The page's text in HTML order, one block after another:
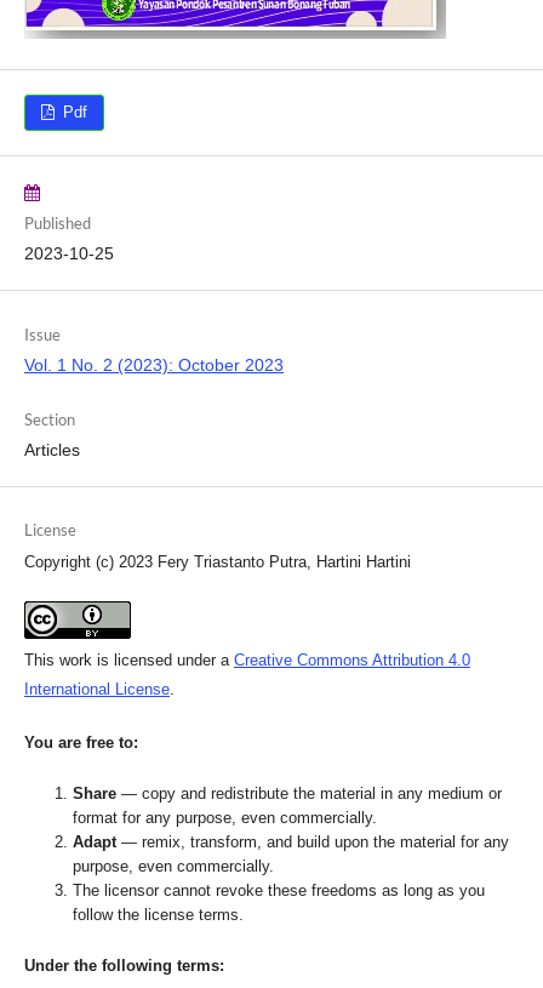
Pdf
Published
2023-10-25
Issue
Vol. 1 No. 2 (2023): October 2023
Section
Articles
License
Copyright (c) 2023 Fery Triastanto Putra, Hartini Hartini
This work is licensed under a Creative Commons Attribution 4.0
International License.
You are free to:
Share — copy and redistribute the material in any medium or
format for any purpose, even commercially.
Adapt — remix, transform, and build upon the material for any
purpose, even commercially.
The licensor cannot revoke these freedoms as long as you
follow the license terms.
Under the following terms: